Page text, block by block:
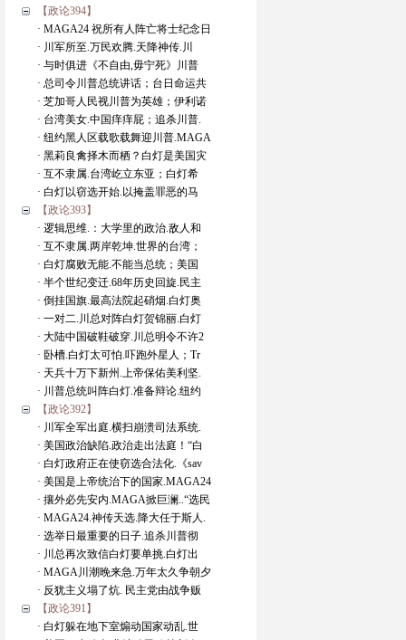
【政论394】
· MAGA24 祝所有人阵亡将士纪念日
· 川军所至.万民欢腾.天降神传.川
· 与时俱进《不自由,毋宁死》川普
· 总司令川普总统讲话；台日命运共
· 芝加哥人民视川普为英雄；伊利诺
· 台湾美女.中国痒痒屁；追杀川普.
· 纽约黑人区载歌载舞迎川普.MAGA
· 黑莉良禽择木而栖？白灯是美国灾
· 互不隶属.台湾屹立东亚；白灯希
· 白灯以窃选开始.以掩盖罪恶的马
【政论393】
· 逻辑思维.：大学里的政治.敌人和
· 互不隶属.两岸乾坤.世界的台湾；
· 白灯腐败无能.不能当总统；美国
· 半个世纪变迁.68年历史回旋.民主
· 倒挂国旗.最高法院起硝烟.白灯奥
· 一对二.川总对阵白灯贺锦丽.白灯
· 大陆中国破鞋破穿.川总明令不许2
· 卧槽.白灯太可怕.吓跑外星人；Tr
· 天兵十万下新州.上帝保佑美利坚.
· 川普总统叫阵白灯.准备辩论.纽约
【政论392】
· 川军全军出庭.横扫崩溃司法系统.
· 美国政治缺陷.政治走出法庭！“白
· 白灯政府正在使窃选合法化.《sav
· 美国是上帝统治下的国家.MAGA24
· 攘外必先安内.MAGA掀巨澜..“选民
· MAGA24.神传天选.降大任于斯人.
· 选举日最重要的日子.追杀川普彻
· 川总再次致信白灯要单挑.白灯出
· MAGA川潮晚来急.万年太久争朝夕
· 反犹主义塌了炕. 民主党由战争贩
【政论391】
· 白灯躲在地下室煽动国家动乱.世